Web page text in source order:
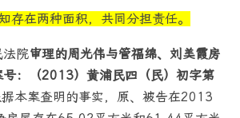
存在两种面积，共同分担责任。
法院审理的周光伟与管福绵、刘美霞房
：（2013）黄浦民四（民）初字第
据本案查明的事实，原、被告在2013